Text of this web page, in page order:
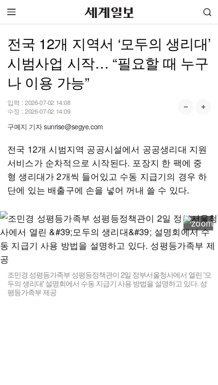
전국 12개 지역서 ‘모두의 생리대’
시범사업 시작… “필요할 때 누구
나 이용 가능”
입력 : 2026-07-02 14:08
수정 : 2026-07-02 14:09
구예지 기자 sunrise@segye.com
전국 12개 시범지역 공공시설에서 공공생리대 지원
서비스가 순차적으로 시작된다. 포장지 한 팩에 중
형 생리대가 2개씩 들어있고 수동 지급기의 경우 하
단에 있는 배출구에 손을 넣어 꺼내 쓸 수 있다.
조민경 성평등가족부 성평등정책관이 2일 정부서울청사에서 열린 '모
두의 생리대' 설명회에서 수동 지급기 사용 방법을 설명하고 있다. 성
평등가족부 제공